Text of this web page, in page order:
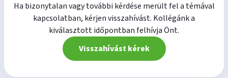
Ha bizonytalan vagy további kérdése merült fel a témával
kapcsolatban, kérjen visszahívást. Kollégánk a
kiválasztott időpontban felhívja Önt.
Visszahívást kérek